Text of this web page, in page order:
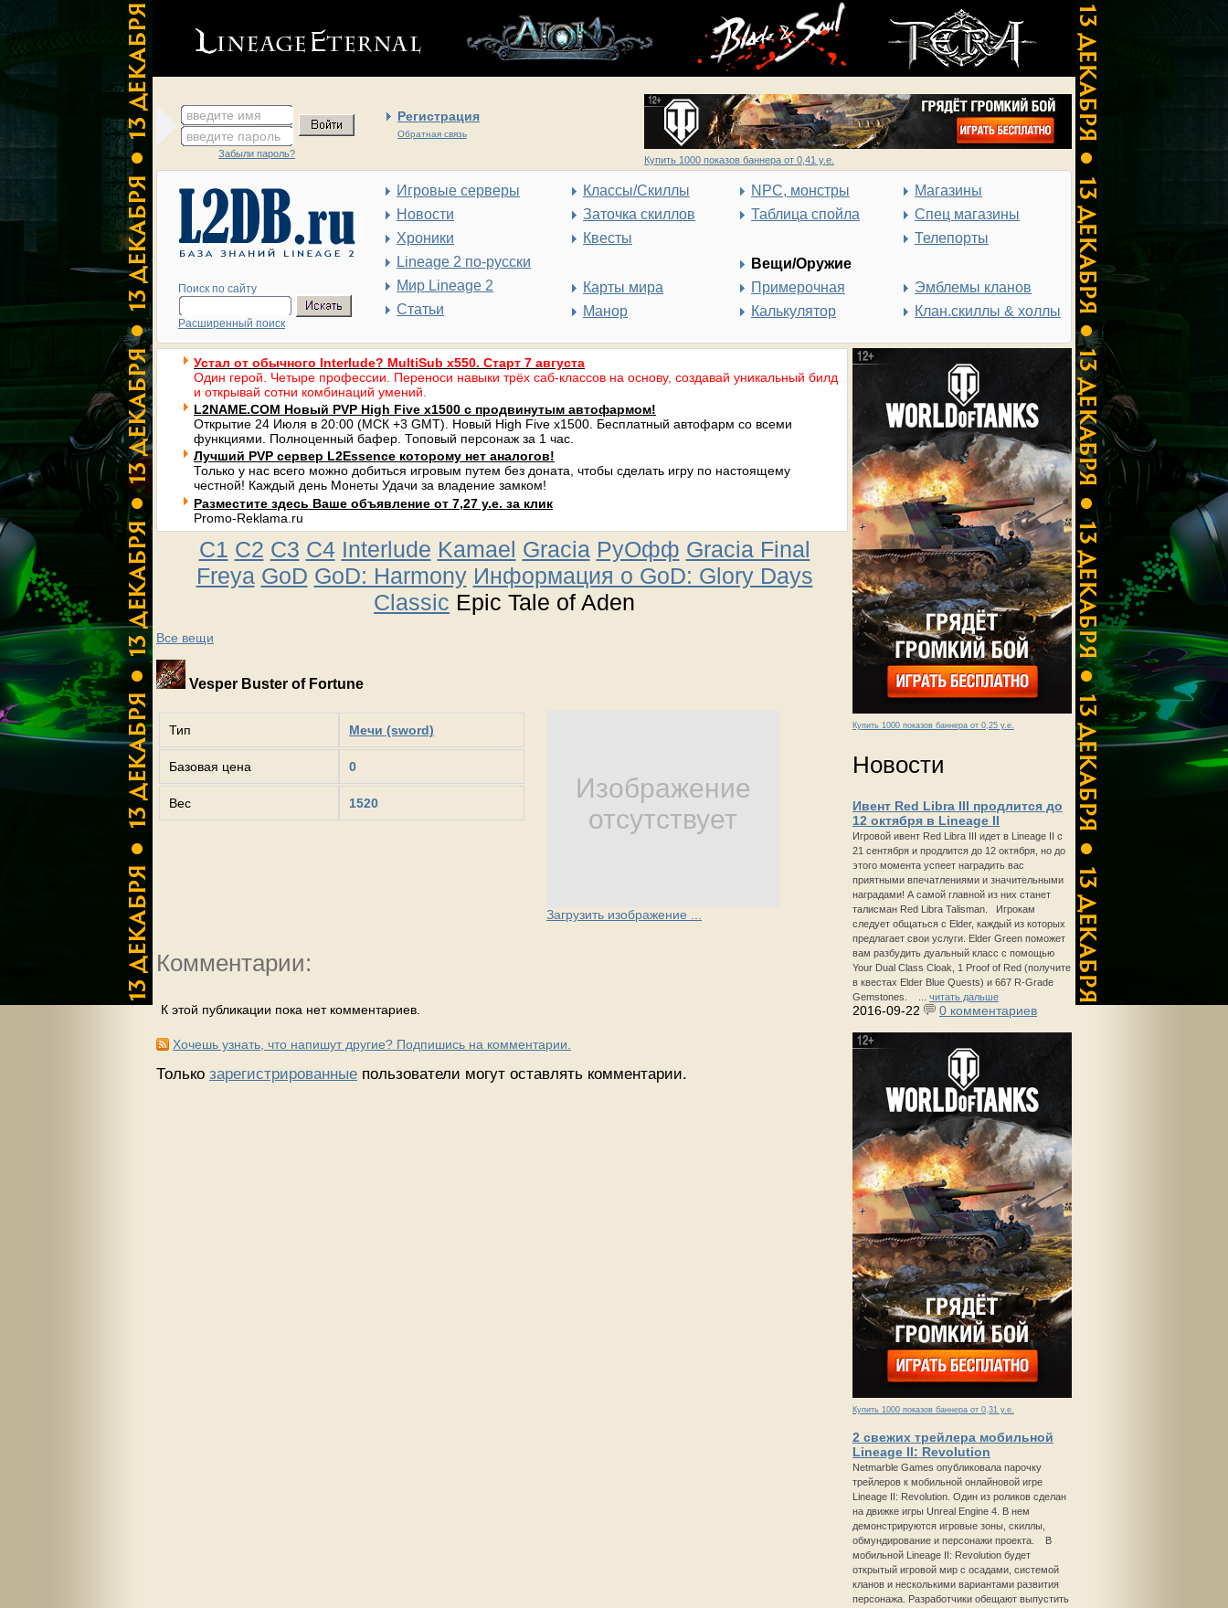
введите имя Регистрация
Обратная связь
введите пароль
Забыли пароль?
Купить 1000 показов баннера от 0,41 у.е.
Поиск по сайту
Расширенный поиск
Игровые серверы
Новости
Хроники
Lineage 2 по-русски
Мир Lineage 2
Статьи
Классы/Скиллы
Заточка скиллов
Квесты
Карты мира
Манор
NPC, монстры
Таблица спойла
Вещи/Оружие
Примерочная
Калькулятор
Магазины
Спец магазины
Телепорты
Эмблемы кланов
Клан.скиллы & холлы
Купить 1000 показов баннера от 0,25 у.е.
Новости
Ивент Red Libra III продлится до
12 октября в Lineage II
Игровой ивент Red Libra III идет в Lineage II с
21 сентября и продлится до 12 октября, но до
этого момента успеет наградить вас
приятными впечатлениями и значительными
наградами! А самой главной из них станет
талисман Red Libra Talisman. Игрокам
следует общаться с Elder, каждый из которых
предлагает свои услуги. Elder Green поможет
вам разбудить дуальный класс с помощью
Your Dual Class Cloak, 1 Proof of Red (получите
в квестах Elder Blue Quests) и 667 R-Grade
Gemstones. ... читать дальше
2016-09-22 0 комментариев
Купить 1000 показов баннера от 0,31 у.е.
2 свежих трейлера мобильной
Lineage II: Revolution
Netmarble Games опубликовала парочку
трейлеров к мобильной онлайновой игре
Lineage II: Revolution. Один из роликов сделан
на движке игры Unreal Engine 4. В нем
демонстрируются игровые зоны, скиллы,
обмундирование и персонажи проекта. В
мобильной Lineage II: Revolution будет
открытый игровой мир с осадами, системой
кланов и несколькими вариантами развития
персонажа. Разработчики обещают выпустить
Устал от обычного Interlude? MultiSub x550. Старт 7 августа
Один герой. Четыре профессии. Переноси навыки трёх саб-классов на основу, создавай уникальный билд
и открывай сотни комбинаций умений.
L2NAME.COM Новый PVP High Five x1500 с продвинутым автофармом!
Открытие 24 Июля в 20:00 (МСК +3 GMT). Новый High Five x1500. Бесплатный автофарм со всеми
функциями. Полноценный бафер. Топовый персонаж за 1 час.
Лучший PVP сервер L2Essence которому нет аналогов!
Только у нас всего можно добиться игровым путем без доната, чтобы сделать игру по настоящему
честной! Каждый день Монеты Удачи за владение замком!
Разместите здесь Ваше объявление от 7,27 у.е. за клик
Promo-Reklama.ru
C1 C2 C3 C4 Interlude Kamael Gracia РуОфф Gracia Final
Freya GoD GoD: Harmony Информация о GoD: Glory Days
Classic Epic Tale of Aden
Все вещи
Vesper Buster of Fortune
Тип Мечи (sword)
Базовая цена 0
Вес 1520
Изображение
отсутствует
Загрузить изображение ...
Комментарии:
К этой публикации пока нет комментариев.
Хочешь узнать, что напишут другие? Подпишись на комментарии.
Только зарегистрированные пользователи могут оставлять комментарии.